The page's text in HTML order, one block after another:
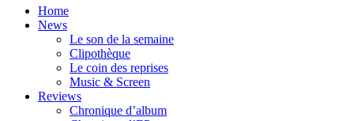
Home
News
Le son de la semaine
Clipothèque
Le coin des reprises
Music & Screen
Reviews
Chronique d’album